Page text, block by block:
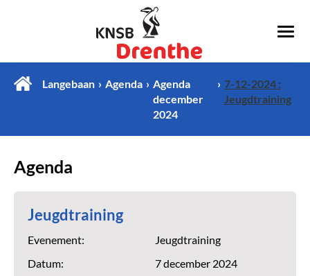
Langebaan Agenda
Agenda
december
2024
7-12-2024 :
Jeugdtraining
Agenda
Jeugdtraining
Evenement:
Jeugdtraining
Datum:
7 december 2024